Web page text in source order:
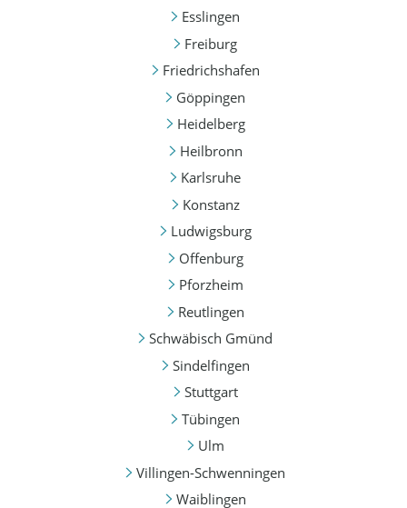
Esslingen
Freiburg
Friedrichshafen
Göppingen
Heidelberg
Heilbronn
Karlsruhe
Konstanz
Ludwigsburg
Offenburg
Pforzheim
Reutlingen
Schwäbisch Gmünd
Sindelfingen
Stuttgart
Tübingen
Ulm
Villingen-Schwenningen
Waiblingen